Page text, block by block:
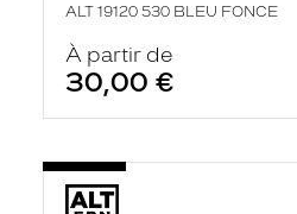
ALT 19120 530 BLEU FONCE
À partir de
30,00 €